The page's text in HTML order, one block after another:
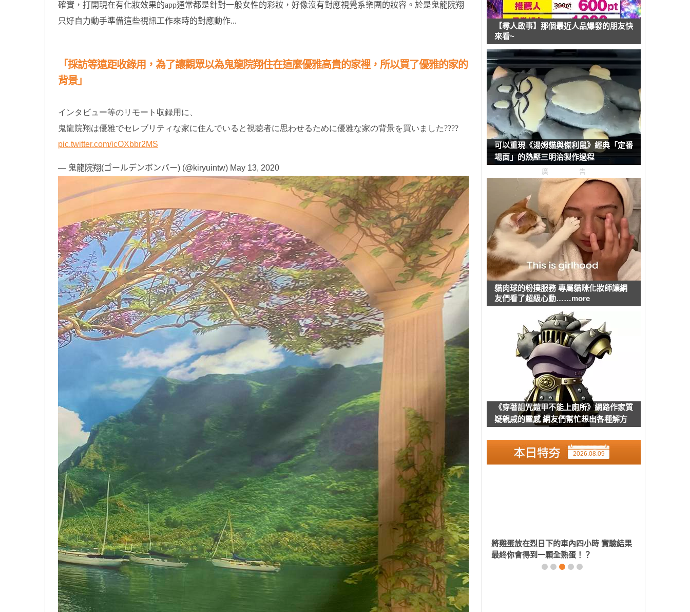
確實，打開現在有化妝效果的app通常都是針對一般女性的彩妝，好像沒有對應視覺系樂團的妝容。於是鬼龍院翔
只好自力動手準備這些視訊工作來時的對應動作...
「採訪等遠距收錄用，為了讓觀眾以為鬼龍院翔住在這麼優雅高貴的家裡，所以買了優雅的家的
背景」
インタビュー等のリモート収録用に、
鬼龍院翔は優雅でセレブリティな家に住んでいると視聴者に思わせるために優雅な家の背景を買いました????
pic.twitter.com/icOXbbr2MS
— 鬼龍院翔(ゴールデンボンバー) (@kiryuintw) May 13, 2020
【尋人啟事】那個最近人品爆發的朋友快
來看~
可以重現《湯姆貓與傑利鼠》經典「定番
場面」的熱壓三明治製作過程
廣告
貓肉球的粉撲服務 專屬貓咪化妝師讓網
友們看了超級心動……more
《穿著詛咒鎧甲不能上廁所》網路作家質
疑親戚的靈感 網友們幫忙想出各種解方
2026.08.09